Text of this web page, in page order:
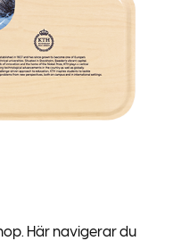
Här navigerar du